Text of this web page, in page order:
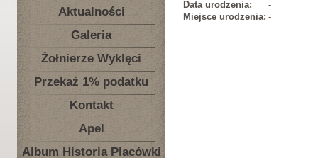
Aktualności
Galeria
Żołnierze Wyklęci
Przekaż 1% podatku
Kontakt
Apel
Album Historia Placówki
Data urodzenia:
-
Miejsce urodzenia: -